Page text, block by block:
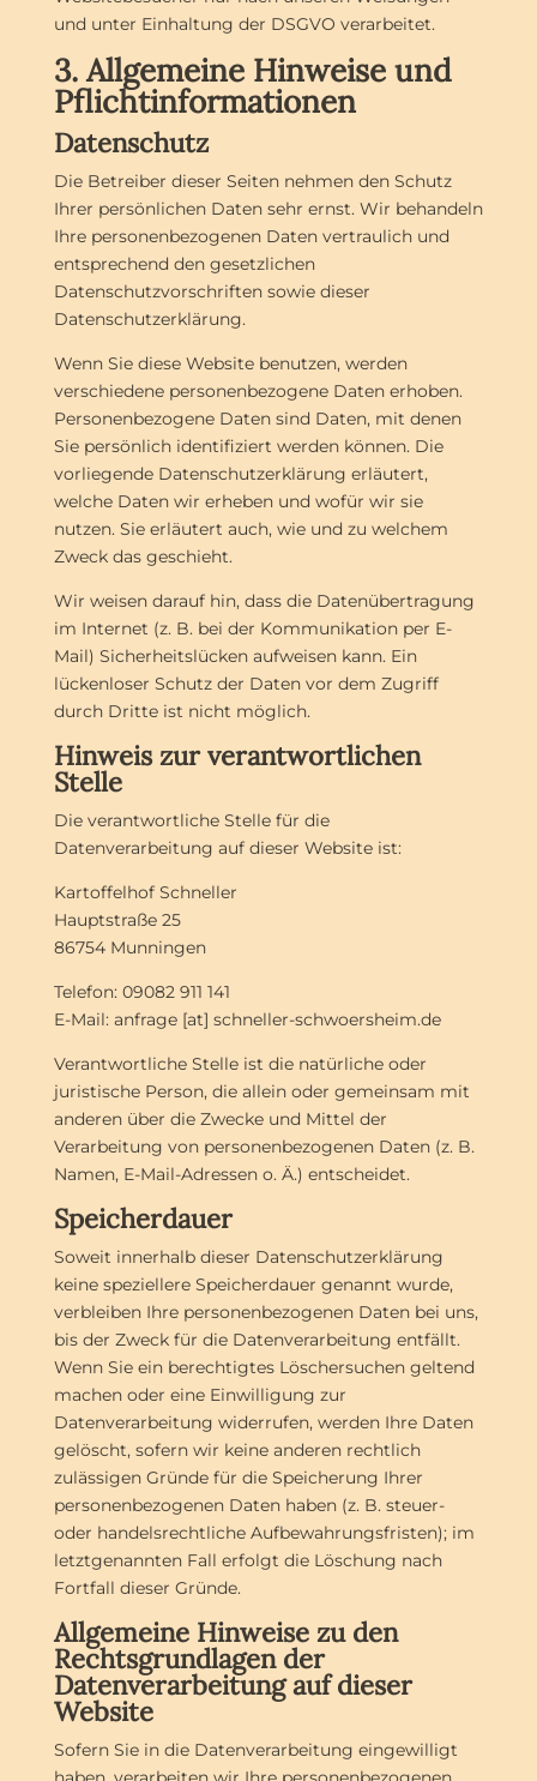
und unter Einhaltung der DSGVO verarbeitet.
3. Allgemeine Hinweise und
Pflicht­informationen
Datenschutz
Die Betreiber dieser Seiten nehmen den Schutz
Ihrer persönlichen Daten sehr ernst. Wir behandeln
Ihre personenbezogenen Daten vertraulich und
entsprechend den gesetzlichen
Datenschutzvorschriften sowie dieser
Datenschutzerklärung.
Wenn Sie diese Website benutzen, werden
verschiedene personenbezogene Daten erhoben.
Personenbezogene Daten sind Daten, mit denen
Sie persönlich identifiziert werden können. Die
vorliegende Datenschutzerklärung erläutert,
welche Daten wir erheben und wofür wir sie
nutzen. Sie erläutert auch, wie und zu welchem
Zweck das geschieht.
Wir weisen darauf hin, dass die Datenübertragung
im Internet (z. B. bei der Kommunikation per E-
Mail) Sicherheitslücken aufweisen kann. Ein
lückenloser Schutz der Daten vor dem Zugriff
durch Dritte ist nicht möglich.
Hinweis zur verantwortlichen
Stelle
Die verantwortliche Stelle für die
Datenverarbeitung auf dieser Website ist:
Kartoffelhof Schneller
Hauptstraße 25
86754 Munningen
Telefon: 09082 911 141
E-Mail: anfrage [at] schneller-schwoersheim.de
Verantwortliche Stelle ist die natürliche oder
juristische Person, die allein oder gemeinsam mit
anderen über die Zwecke und Mittel der
Verarbeitung von personenbezogenen Daten (z. B.
Namen, E-Mail-Adressen o. Ä.) entscheidet.
Speicherdauer
Soweit innerhalb dieser Datenschutzerklärung
keine speziellere Speicherdauer genannt wurde,
verbleiben Ihre personenbezogenen Daten bei uns,
bis der Zweck für die Datenverarbeitung entfällt.
Wenn Sie ein berechtigtes Löschersuchen geltend
machen oder eine Einwilligung zur
Datenverarbeitung widerrufen, werden Ihre Daten
gelöscht, sofern wir keine anderen rechtlich
zulässigen Gründe für die Speicherung Ihrer
personenbezogenen Daten haben (z. B. steuer-
oder handelsrechtliche Aufbewahrungsfristen); im
letztgenannten Fall erfolgt die Löschung nach
Fortfall dieser Gründe.
Allgemeine Hinweise zu den
Rechtsgrundlagen der
Datenverarbeitung auf dieser
Website
Sofern Sie in die Datenverarbeitung eingewilligt